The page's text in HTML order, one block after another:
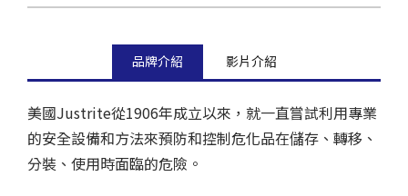
品牌介紹 影片介紹
美國Justrite從1906年成立以來，就一直嘗試利用專業
的安全設備和方法來預防和控制危化品在儲存、轉移、
分裝、使用時面臨的危險。